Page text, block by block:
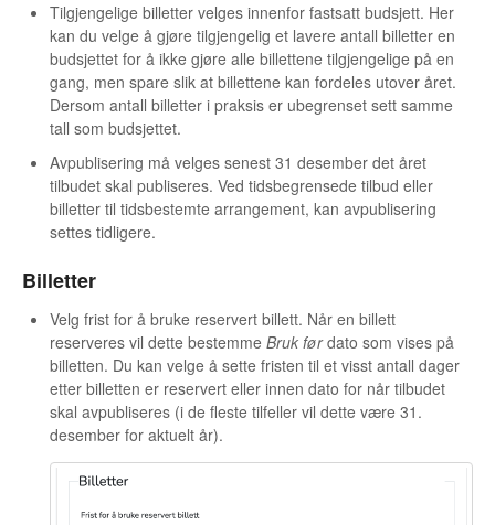
Tilgjengelige billetter velges innenfor fastsatt budsjett. Her
kan du velge å gjøre tilgjengelig et lavere antall billetter en
budsjettet for å ikke gjøre alle billettene tilgjengelige på en
gang, men spare slik at billettene kan fordeles utover året.
Dersom antall billetter i praksis er ubegrenset sett samme
tall som budsjettet.
Avpublisering må velges senest 31 desember det året
tilbudet skal publiseres. Ved tidsbegrensede tilbud eller
billetter til tidsbestemte arrangement, kan avpublisering
settes tidligere.
Billetter
Velg frist for å bruke reservert billett. Når en billett
reserveres vil dette bestemme Bruk førdato som vises på
billetten. Du kan velge å sette fristen til et visst antall dager
etter billetten er reservert eller innen dato for når tilbudet
skal avpubliseres (i de fleste tilfeller vil dette være 31.
desember for aktuelt år).